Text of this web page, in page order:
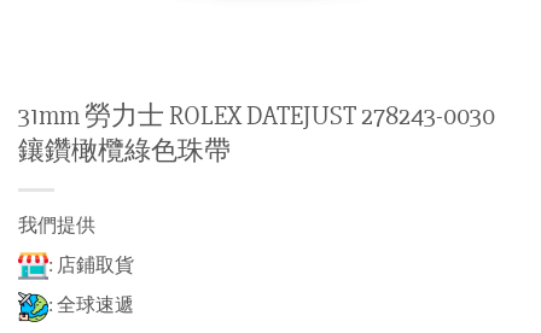
31mm 勞力士 ROLEX DATEJUST 278243-0030
鑲鑽橄欖綠色珠帶
我們提供
: 店鋪取貨
: 全球速遞